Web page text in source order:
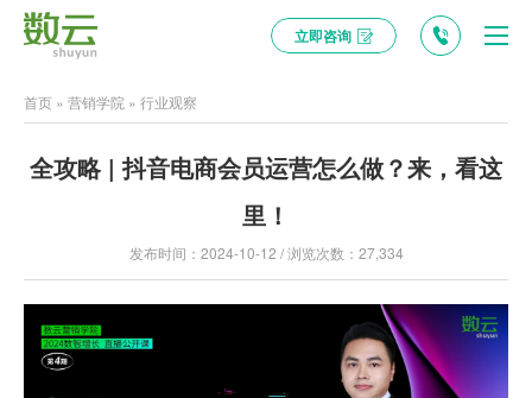
立即咨询
首页 » 营销学院 » 行业观察
全攻略 | 抖音电商会员运营怎么做？来，看这
里！
发布时间：2024-10-12 / 浏览次数：27,334